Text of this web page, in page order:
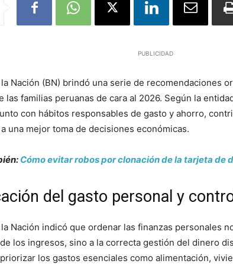
PUBLICIDAD
la Nación (BN) brindó una serie de recomendaciones
las familias peruanas de cara al 2026. Según la
con hábitos responsables de gasto y ahorro,
una mejor toma de decisiones económicas.
Cómo evitar robos por clonación de la tarjeta de
del gasto personal y
la Nación indicó que ordenar las finanzas personales
los ingresos, sino a la correcta gestión del dinero
los gastos esenciales como alimentación,